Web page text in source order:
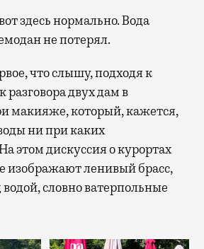
здесь нормально. Вода
не потерял.
что слышу, подходя к
разговора двух дам в
макияже, который, кажется,
ни при каких
этом дискуссия о курортах
изображают ленивый брасс,
словно ватерпольные